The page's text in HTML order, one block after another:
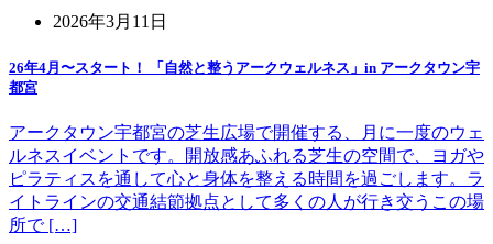
2026年3月11日
26年4月〜スタート！ 「自然と整うアークウェルネス」in アークタウン宇
都宮
アークタウン宇都宮の芝生広場で開催する、月に一度のウェ
ルネスイベントです。開放感あふれる芝生の空間で、ヨガや
ピラティスを通して心と身体を整える時間を過ごします。ラ
イトラインの交通結節拠点として多くの人が行き交うこの場
所で […]